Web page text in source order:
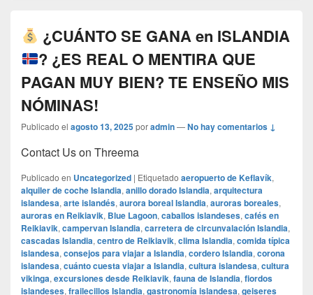
¿CUÁNTO SE GANA en ISLANDIA
? ¿ES REAL O MENTIRA QUE
PAGAN MUY BIEN? TE ENSEÑO MIS
NÓMINAS!
Publicado el agosto 13, 2025poradmin—No hay comentarios ↓
Contact Us on Threema
Publicado en Uncategorized | Etiquetado aeropuerto de Keflavík,
alquiler de coche Islandia, anillo dorado Islandia, arquitectura
islandesa, arte islandés, aurora boreal Islandia, auroras boreales,
auroras en Reikiavik, Blue Lagoon, caballos islandeses, cafés en
Reikiavik, campervan Islandia, carretera de circunvalación Islandia,
cascadas Islandia, centro de Reikiavik, clima Islandia, comida típica
islandesa, consejos para viajar a Islandia, cordero Islandia, corona
islandesa, cuánto cuesta viajar a Islandia, cultura islandesa, cultura
vikinga, excursiones desde Reikiavik, fauna de Islandia, fiordos
islandeses, frailecillos Islandia, gastronomía islandesa, geiseres